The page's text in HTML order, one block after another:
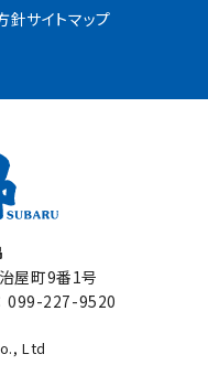
針サイトマップ
屋町9番1号
099-227-9520
Ltd